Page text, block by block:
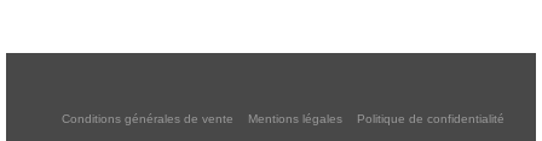
Conditions générales de vente Mentions légales Politique de confidentialité